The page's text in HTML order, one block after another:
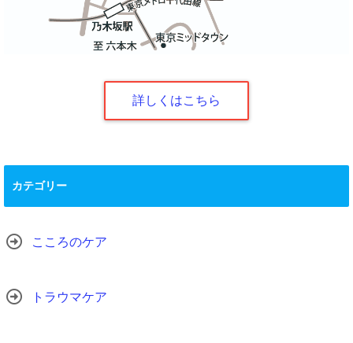
詳しくはこちら
カテゴリー
こころのケア
トラウマケア